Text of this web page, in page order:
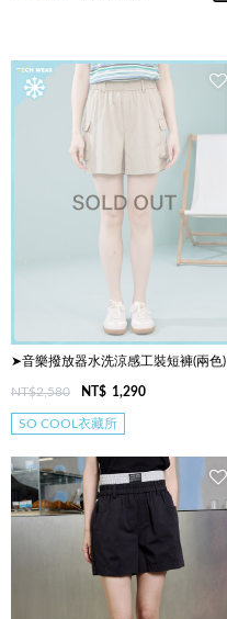
➤音樂撥放器水洗涼感工裝短褲(兩色)
NT$2,580 NT$ 1,290
SO COOL衣藏所